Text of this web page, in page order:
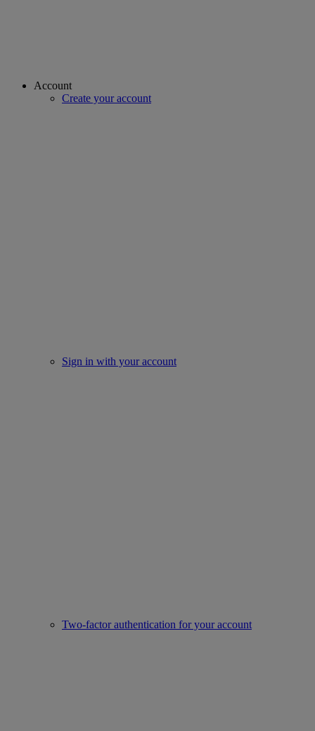
Account
Create your account
Sign in with your account
Two-factor authentication for your account